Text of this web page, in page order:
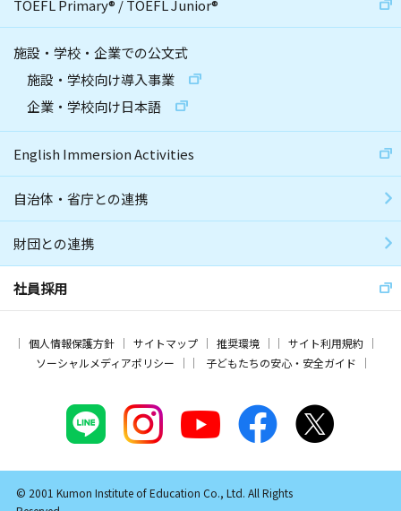
TOEFL Primary® /TOEFL Junior®
施設・学校・企業での公文式
施設・学校向け導入事業
企業・学校向け日本語
English Immersion Activities
自治体・省庁との連携
財団との連携
社員採用
個人情報保護方針 サイトマップ 推奨環境
サイト利用規約
ソーシャルメディアポリシー
子どもたちの安心・安全ガイド
© 2001 Kumon Institute of Education Co., Ltd. All Rights